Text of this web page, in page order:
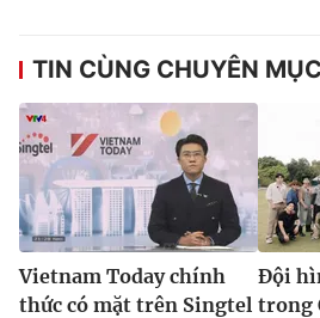
TIN CÙNG CHUYÊN MỤC
Vietnam Today chính
thức có mặt trên Singtel
Đội
trong